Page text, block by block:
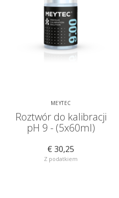
MEYTEC
Roztwór do kalibracji
pH 9 - (5x60ml)
€ 30,25
Z podatkiem